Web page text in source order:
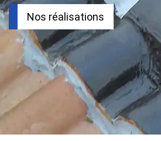
Nos réalisations